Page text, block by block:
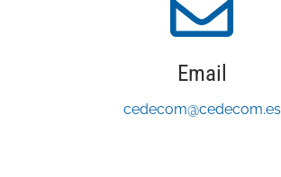
Email
cedecom@cedecom.es